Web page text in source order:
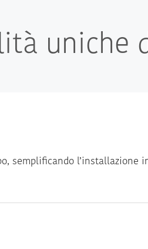
uniche
semplificando l’installazione